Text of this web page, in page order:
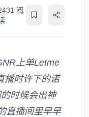
阅
上单Letme
播时许下的诺
时候会出神
直播间里早早